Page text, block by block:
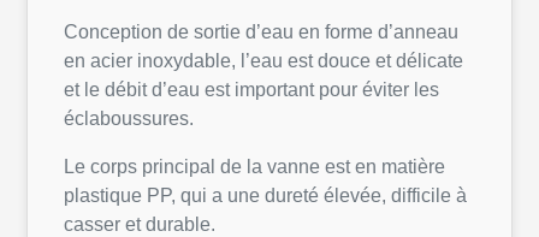
Conception de sortie d’eau en forme d’anneau
en acier inoxydable, l’eau est douce et délicate
et le débit d’eau est important pour éviter les
éclaboussures.
Le corps principal de la vanne est en matière
plastique PP, qui a une dureté élevée, difficile à
casser et durable.